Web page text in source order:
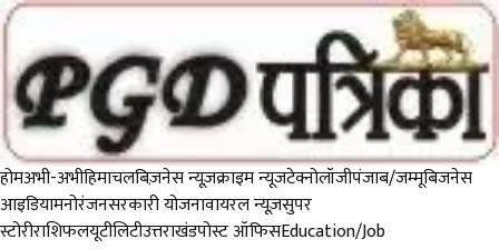
होमअभी-अभीहिमाचलबिज़नेस न्यूज़क्राइम न्यूजटेक्नोलॉजीपंजाब/जम्मूबिजनेस
आइडियामनोरंजनसरकारी योजनावायरल न्यूज़सुपर
स्टोरीराशिफलयूटीलिटीउत्तराखंडपोस्ट ऑफिसEducation/Job